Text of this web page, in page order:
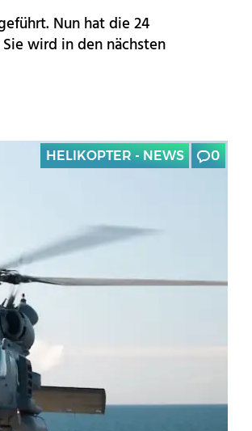
Nun hat die 24
wird in den nächsten
HELIKOPTER - NEWS 0